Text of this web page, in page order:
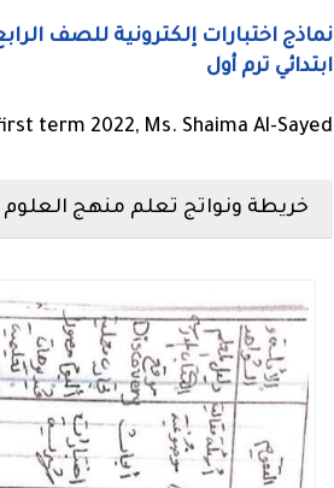
ابتدائي ترم أول
term 2022, Ms. Shaima Al-Sayed
خريطة ونواتج تعلم منهج العلوم